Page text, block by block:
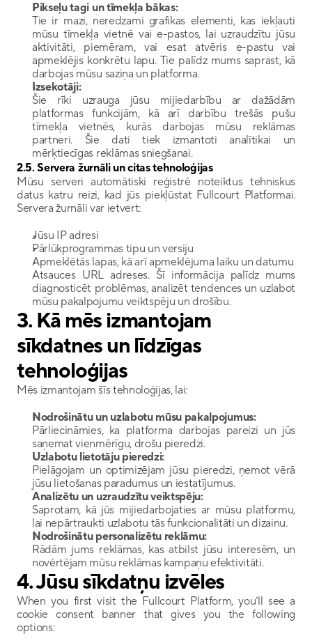
Pikseļu tagi un tīmekļa bākas:
Tie ir mazi, neredzami grafikas elementi, kas iekļauti
mūsu tīmekļa vietnē vai e-pastos, lai uzraudzītu jūsu
aktivitāti, piemēram, vai esat atvēris e-pastu vai
apmeklējis konkrētu lapu. Tie palīdz mums saprast, kā
darbojas mūsu saziņa un platforma.
Izsekotāji:
Šie rīki uzrauga jūsu mijiedarbību ar dažādām
platformas funkcijām, kā arī darbību trešās pušu
tīmekļa vietnēs, kurās darbojas mūsu reklāmas
partneri. Šie dati tiek izmantoti analītikai un
mērķtiecīgas reklāmas sniegšanai.
2.5. Servera žurnāli un citas tehnoloģijas
Mūsu serveri automātiski reģistrē noteiktus tehniskus
datus katru reizi, kad jūs piekļūstat Fullcourt Platformai.
Servera žurnāli var ietvert:
Jūsu IP adresi
Pārlūkprogrammas tipu un versiju
Apmeklētās lapas, kā arī apmeklējuma laiku un datumu
Atsauces URL adreses. Šī informācija palīdz mums
diagnosticēt problēmas, analizēt tendences un uzlabot
mūsu pakalpojumu veiktspēju un drošību.
3. Kā mēs izmantojam
sīkdatnes un līdzīgas
tehnoloģijas
Mēs izmantojam šīs tehnoloģijas, lai:
Nodrošinātu un uzlabotu mūsu pakalpojumus:
Pārliecināmies, ka platforma darbojas pareizi un jūs
saņemat vienmērīgu, drošu pieredzi.
Uzlabotu lietotāju pieredzi:
Pielāgojam un optimizējam jūsu pieredzi, ņemot vērā
jūsu lietošanas paradumus un iestatījumus.
Analizētu un uzraudzītu veiktspēju:
Saprotam, kā jūs mijiedarbojaties ar mūsu platformu,
lai nepārtraukti uzlabotu tās funkcionalitāti un dizainu.
Nodrošinātu personalizētu reklāmu:
Rādām jums reklāmas, kas atbilst jūsu interesēm, un
novērtējam mūsu reklāmas kampaņu efektivitāti.
4. Jūsu sīkdatņu izvēles
When you first visit the Fullcourt Platform, you’ll see a
cookie consent banner that gives you the following
options: